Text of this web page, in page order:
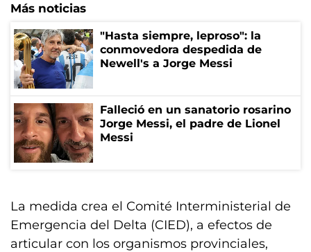
Más noticias
"Hasta siempre, leproso": la
conmovedora despedida de
Newell's a Jorge Messi
Falleció en un sanatorio rosarino
Jorge Messi, el padre de Lionel
Messi
La medida crea el Comité Interministerial de
Emergencia del Delta (CIED), a efectos de
articular con los organismos provinciales,